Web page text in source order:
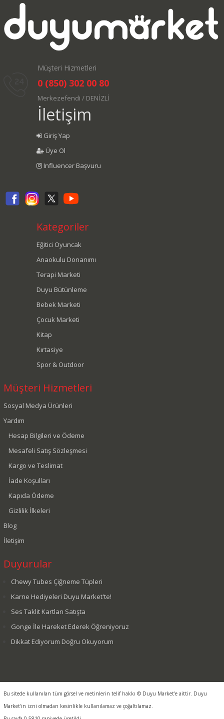
Müşteri Hizmetleri
0 (850) 302 00 80
Merkezefendi / DENİZLİ
İletişim
Giriş Yap
Üye Ol
Influencer Başvuru
Kategoriler
Eğitici Oyuncak
Anaokulu Donanımı
Terapi Marketi
Duyu Bütünleme
Bebek Marketi
Çocuk Marketi
Kitap
Kırtasiye
Spor & Outdoor
Müşteri Hizmetleri
Sosyal Medya Ürünleri
Yardım
Hesap Bilgileri ve Ödeme
Mesafeli Satış Sözleşmesi
Kargo ve Teslimat
İade Koşulları
Kapıda Ödeme
Gizlilik İlkeleri
Blog
İletişim
Duyurular
Chewy Tubes Çiğneme Tüpleri
Karne Hediyeleri Duyu Market'te!
Ses Taklit Kartları Satışta
Gonge İle Hareket Ederek Öğreniyoruz
Dikkat Ediyorum Doğru Okuyorum
Bu sitede kullanılan tüm görsel ve metinlerin telif hakkı © Duyu Market'e aittir. Duyu
Market'in izni olmadan kesinlikle kullanılamaz ve çoğaltılamaz.